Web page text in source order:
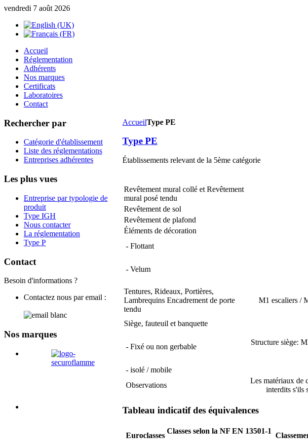
vendredi 7 août 2026
Accueil
Réglementation
Adhérents
Nos marques
Certificats
Laboratoires
Contact
AccueilType PE
Type PE
Établissements relevant de la 5ème catégorie
Revêtement mural collé et Revêtement
mural posé tendu
Revêtement de sol
Revêtement de plafond
Éléments de décoration
- Flottant
- Velum
Tentures, Rideaux, Portières,
Lambrequins Encadrement de porte
tendu
M1 escaliers /
Siège, fauteuil et banquette
- Fixé ou non gerbable
Structure siège:
- isolé / mobile
Observations
Les matériaux de
interdits s'ils
Tableau indicatif des équivalences
Euroclasses
Classes selon la NF EN 13501-1
Rechercher par
Catégorie d'établissement
Liste des réglementations
Entreprises adhérentes
Les plus vues
Entreprise par typologie de
produit
Type IGH
Nous contacter
La réglementation
Type P
Contact
Besoin d'informations ?
Contactez nous par email :
Nos marques